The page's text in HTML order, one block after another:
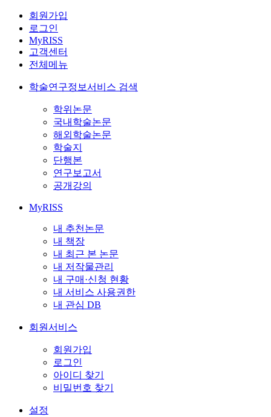
회원가입
로그인
MyRISS
고객센터
전체메뉴
학술연구정보서비스 검색
학위논문
국내학술논문
해외학술논문
학술지
단행본
연구보고서
공개강의
MyRISS
내 추천논문
내 책장
내 최근 본 논문
내 저작물관리
내 구매·신청 현황
내 서비스 사용권한
내 관심 DB
회원서비스
회원가입
로그인
아이디 찾기
비밀번호 찾기
설정